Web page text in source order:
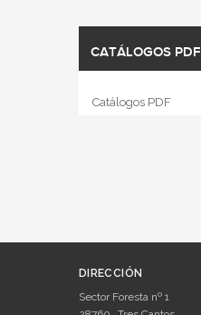
CATÁLOGOS PDF
Catálogos PDF
DIRECCIÓN
Sector Foresta nº 1